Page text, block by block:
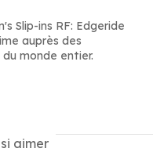
Slip-ins RF: Edgeride
auprès des
monde entier.
aimer